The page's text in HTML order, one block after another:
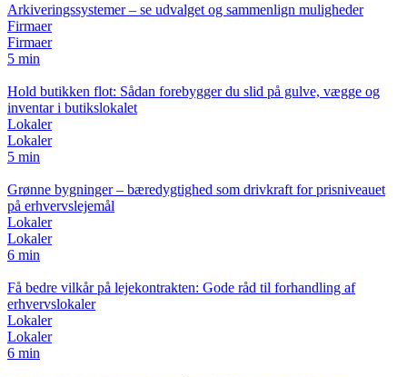
Arkiveringssystemer – se udvalget og sammenlign muligheder
Firmaer
Firmaer
5 min
Hold butikken flot: Sådan forebygger du slid på gulve, vægge og
inventar i butikslokalet
Lokaler
Lokaler
5 min
Grønne bygninger – bæredygtighed som drivkraft for prisniveauet
på erhvervslejemål
Lokaler
Lokaler
6 min
Få bedre vilkår på lejekontrakten: Gode råd til forhandling af
erhvervslokaler
Lokaler
Lokaler
6 min